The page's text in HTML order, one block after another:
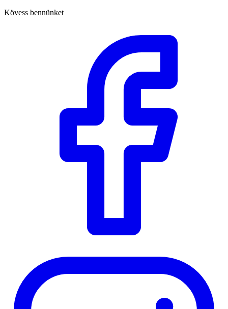
Kövess bennünket